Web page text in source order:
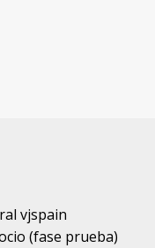
vjspain
(fase prueba)